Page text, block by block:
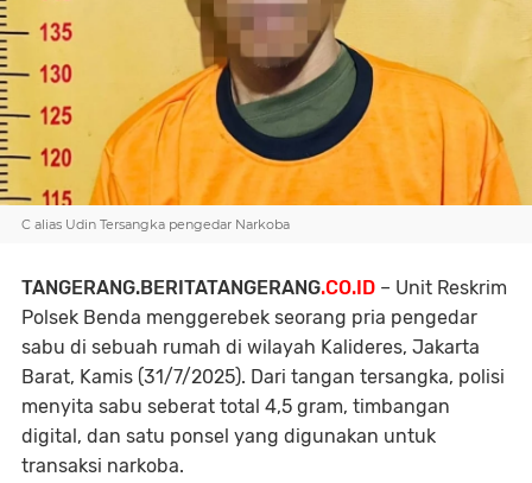
C alias Udin Tersangka pengedar Narkoba
TANGERANG.BERITATANGERANG.CO.ID – Unit Reskrim
Polsek Benda menggerebek seorang pria pengedar
sabu di sebuah rumah di wilayah Kalideres, Jakarta
Barat, Kamis (31/7/2025). Dari tangan tersangka, polisi
menyita sabu seberat total 4,5 gram, timbangan
digital, dan satu ponsel yang digunakan untuk
transaksi narkoba.